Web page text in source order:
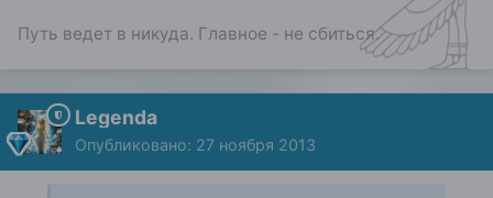
Путь ведет в никуда. Главное - не сбиться.
Legenda
Опубликовано: 27 ноября 2013